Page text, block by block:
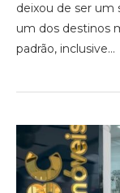
deixou de ser um
um dos destinos
padrão, inclusive…